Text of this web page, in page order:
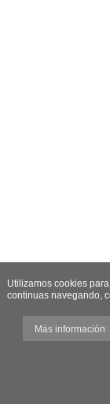
Utilizamos cookies
continuas navegando,
Más información